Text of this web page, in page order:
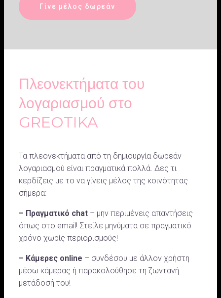
Γίνε μέλος δωρεάν
Πλεονεκτήματα του
λογαριασμού στο
GREOTIKA
Τα πλεονεκτήματα από τη δημιουργία δωρεάν
λογαριασμού είναι πραγματικά πολλά. Δες τι
κερδίζεις με το να γίνεις μέλος της κοινότητας
σήμερα:
– Πραγματικό chat – μην περιμένεις απαντήσεις
όπως στο email! Στείλε μηνύματα σε πραγματικό
χρόνο χωρίς περιορισμούς!
– Κάμερες online – συνδέσου με άλλον χρήστη
μέσω κάμερας ή παρακολούθησε τη ζωντανή
μετάδοσή του!